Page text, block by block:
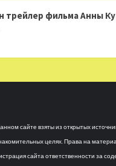
трейлер фильма Анны
сайте взяты из открытых
целях. Права на
сайта ответственности за